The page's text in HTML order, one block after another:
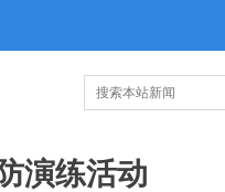
演练活动